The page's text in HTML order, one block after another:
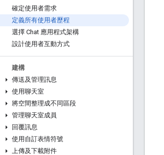
確定使用者需求
定義所有使用者歷程
選擇 Chat 應用程式架構
設計使用者互動方式
建構
傳送及管理訊息
使用聊天室
將空間整理成不同區段
管理聊天室成員
回覆訊息
使用自訂表情符號
上傳及下載附件